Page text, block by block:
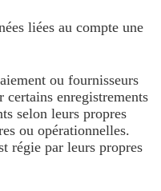
liées au compte une
ou fournisseurs
certains enregistrements
selon leurs propres
ou opérationnelles.
régie par leurs propres